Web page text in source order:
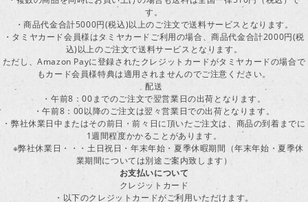
す。
・商品代金合計5000円(税込)以上のご注文で送料サービスとなります。
・タミヤカード会員様はタミヤカードご利用の場合、商品代金合計2000円(税
込)以上のご注文で送料サービスとなります。
ただし、Amazon Payに登録されたクレジットカードがタミヤカードの場合で
もカード会員様特典は適用されませんのでご注意ください。
配送
・午前8：00までのご注文で翌営業日の出荷となります。
・午前8：00以降のご注文は翌々営業日での出荷となります。
・弊社休業日中またはその前日・前々日に頂いたご注文は、商品の到着までに
1週間程度かかることがあります。
※弊社休業日・・・土日祝日・年末年始・夏季休暇期間（年末年始・夏季休
業期間については別途ご案内致します）
お支払いについて
クレジットカード
・以下のクレジットカードがご利用いただけます。